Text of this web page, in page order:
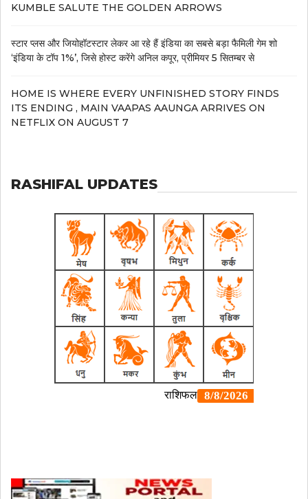
KUMBLE SALUTE THE GOLDEN ARROWS
स्टार प्लस और जियोहॉटस्टार लेकर आ रहे हैं इंडिया का सबसे बड़ा फैमिली गेम शो
‘इंडिया के टॉप 1%’, जिसे होस्ट करेंगे अनिल कपूर, प्रीमियर 5 सितम्बर से
HOME IS WHERE EVERY UNFINISHED STORY FINDS
ITS ENDING , MAIN VAAPAS AAUNGA ARRIVES ON
NETFLIX ON AUGUST 7
RASHIFAL UPDATES